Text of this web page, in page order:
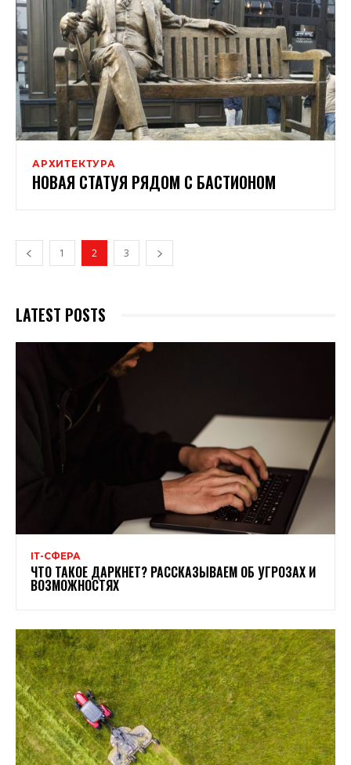
АРХИТЕКТУРА
НОВАЯ СТАТУЯ РЯДОМ С БАСТИОНОМ
1 2 3
LATEST POSTS
ІТ-СФЕРА
ЧТО ТАКОЕ ДАРКНЕТ? РАССКАЗЫВАЕМ ОБ УГРОЗАХ И
ВОЗМОЖНОСТЯХ